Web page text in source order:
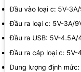
Đầu vào loại c: 5V-3A/
Đầu ra loại c: 5V-3A/
Đầu ra USB: 5V-4.5A/
Đầu ra cáp loại c: 5V-
Dung lượng định